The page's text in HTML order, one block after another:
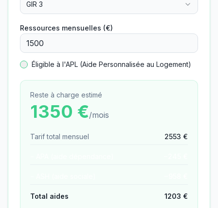
GIR 3
Ressources mensuelles (€)
Éligible à l'APL (Aide Personnalisée au Logement)
Reste à charge estimé
1350 €/mois
Tarif total mensuel 2553 €
Total aides 1203 €